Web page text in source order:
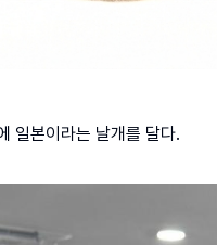
일본이라는 날개를 달다.